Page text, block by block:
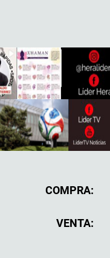
COMPRA:
VENTA: